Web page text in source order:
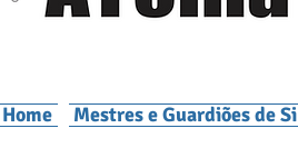
Home Mestres e Guardiões de Si